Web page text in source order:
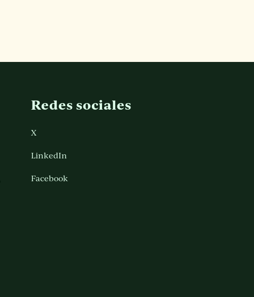
Redes sociales
X
LinkedIn
Facebook